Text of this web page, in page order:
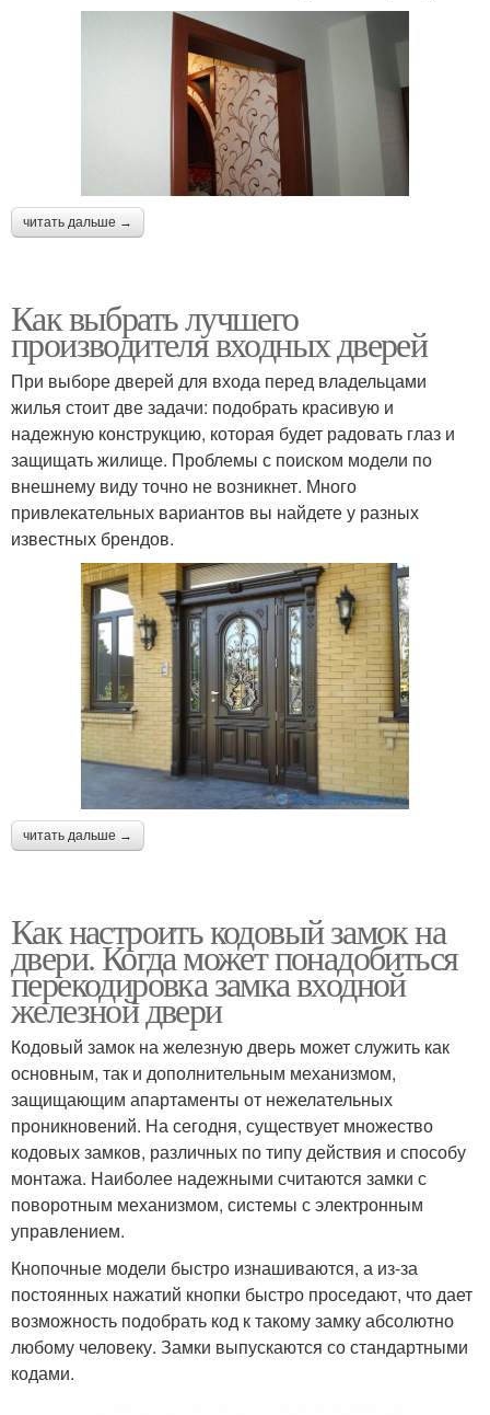
читать дальше →
Как выбрать лучшего
производителя входных дверей
При выборе дверей для входа перед владельцами
жилья стоит две задачи: подобрать красивую и
надежную конструкцию, которая будет радовать глаз и
защищать жилище. Проблемы с поиском модели по
внешнему виду точно не возникнет. Много
привлекательных вариантов вы найдете у разных
известных брендов.
читать дальше →
Как настроить кодовый замок на
двери. Когда может понадобиться
перекодировка замка входной
железной двери
Кодовый замок на железную дверь может служить как
основным, так и дополнительным механизмом,
защищающим апартаменты от нежелательных
проникновений. На сегодня, существует множество
кодовых замков, различных по типу действия и способу
монтажа. Наиболее надежными считаются замки с
поворотным механизмом, системы с электронным
управлением.
Кнопочные модели быстро изнашиваются, а из-за
постоянных нажатий кнопки быстро проседают, что дает
возможность подобрать код к такому замку абсолютно
любому человеку. Замки выпускаются со стандартными
кодами.